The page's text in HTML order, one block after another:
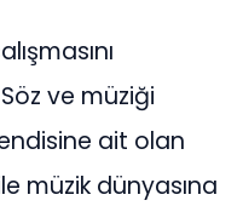
ve müziği
ait olan
müzik dünyasına